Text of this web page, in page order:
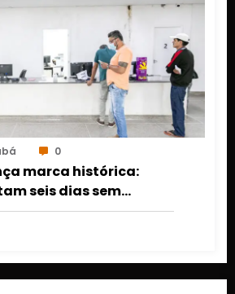
0
marca histórica:
seis dias sem
leitos de